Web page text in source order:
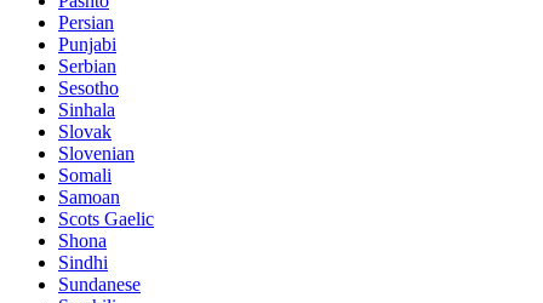
Persian
Punjabi
Serbian
Sesotho
Sinhala
Slovak
Slovenian
Somali
Samoan
Scots Gaelic
Shona
Sindhi
Sundanese